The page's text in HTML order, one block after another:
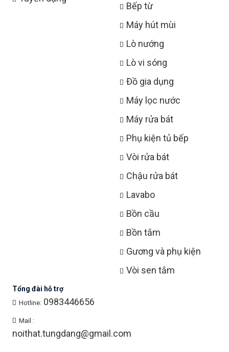
Bếp từ
Máy hút mùi
Lò nướng
Lò vi sóng
Đồ gia dụng
Máy lọc nước
Máy rửa bát
Phụ kiện tủ bếp
Vòi rửa bát
Chậu rửa bát
Lavabo
Bồn cầu
Bồn tắm
Gương và phụ kiện
Vòi sen tắm
Tổng đài hỗ trợ
Hotline: 0983446656
Mail :
noithat.tungdang@gmail.com